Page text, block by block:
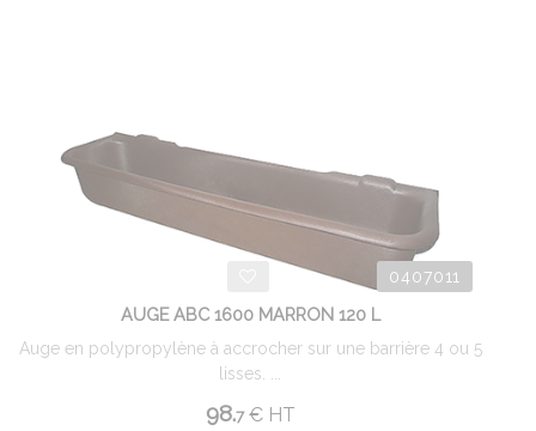
0407011
AUGE ABC 1600 MARRON 120 L
Auge en polypropylène à accrocher sur une barrière 4 ou 5
lisses. ...
98.7 €HT